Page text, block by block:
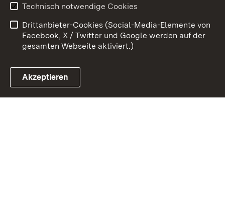
Link zum Landesportal
Barrierefreiheit
Impressum Cookies
Technisch notwendige Cookies
Drittanbieter-Cookies (Social-Media-Elemente von
Facebook, X / Twitter und Google werden auf der
gesamten Webseite aktiviert.)
Akzeptieren